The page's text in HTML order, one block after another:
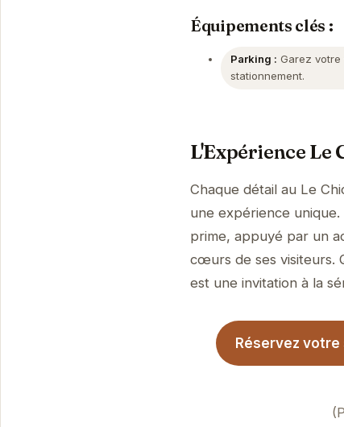
Équipements clés :
Parking : Garez
stationnement.
L'Expérience Le
Chaque détail au Le
une expérience
prime, appuyé par un
cœurs de ses visiteurs.
est une invitation à la
Réservez votre